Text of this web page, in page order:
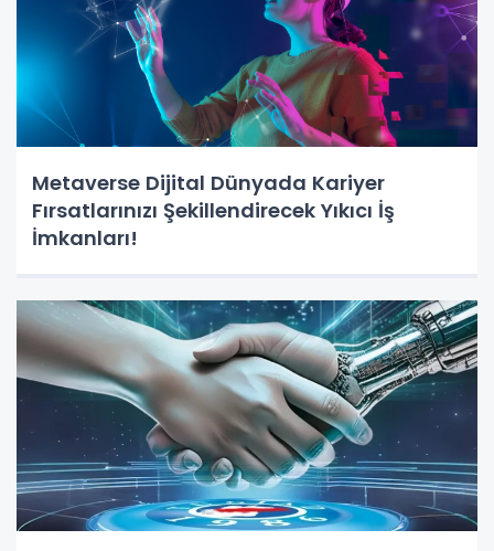
Metaverse Dijital Dünyada Kariyer
Fırsatlarınızı Şekillendirecek Yıkıcı İş
İmkanları!